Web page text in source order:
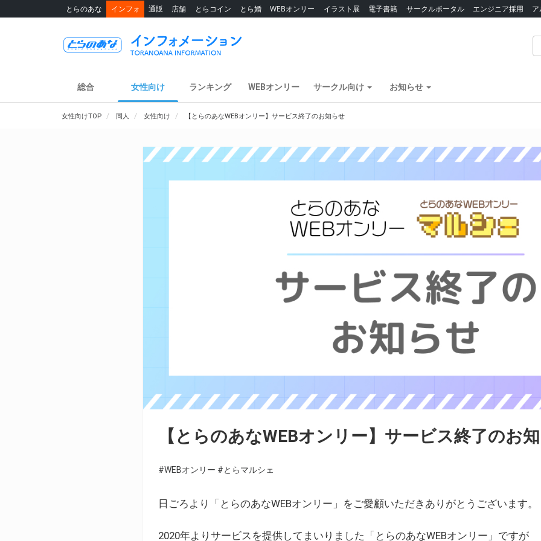
とらのあな インフォ 通販 店舗 とらコイン とら婚 WEBオンリー イラスト展 電子書籍 サークルポータル エンジニア採用
総合 女性向け ランキング WEBオンリー サークル向け お知らせ
女性向けTOP 同人 女性向け 【とらのあなWEBオンリー】サービス終了のお知らせ
【とらのあなWEBオンリー】サービス終了のお
#WEBオンリー #とらマルシェ
日ごろより「とらのあなWEBオンリー」をご愛顧いただきありがとうございます。
2020年よりサービスを提供してまいりました「とらのあなWEBオンリー」ですが